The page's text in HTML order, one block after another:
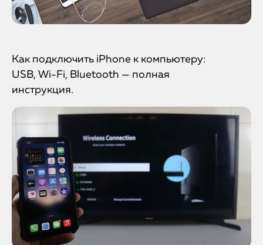
Как подключить iPhone к компьютеру:
USB, Wi-Fi, Bluetooth — полная
инструкция.